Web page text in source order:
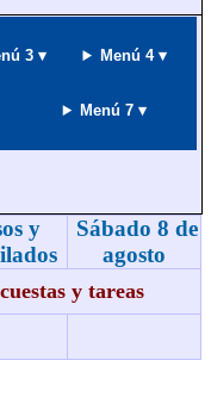
3 ▾ Menú 4 ▾
Menú 7 ▾
y
Sábado 8 de
agosto
y tareas